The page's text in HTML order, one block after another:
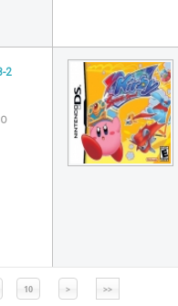
2
10 > >>